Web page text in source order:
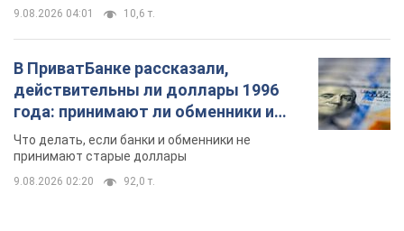
9.08.2026 04:01 10,6 т.
В ПриватБанке рассказали,
действительны ли доллары 1996
года: принимают ли обменники и
банки такие купюры
Что делать, если банки и обменники не
принимают старые доллары
9.08.2026 02:20 92,0 т.